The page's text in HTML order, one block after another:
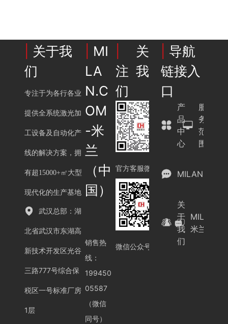
关于我
们
专注于为各行各业
提供全系统激光加
工设备及自动化产
线的解决方案，拥
有超15000+㎡大型
现代化的生产基地
武汉总部：湖
北省武汉市东湖高
新技术开发区光谷
三路777号综合保
税区一号标准厂房
1层
MI
LA
N.C
OM
-米
兰
（中
国）
销售热
线：
199450
05587
（微信
同号）
关
注我
们
官方客服微信
微信公众号
导航
链接入
口
产
品
中
心
服
务
范
围
MILAN.COM
关
于
我
们
米兰（中